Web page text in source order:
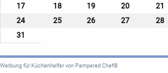
17
18 19 20 21
24
25 26 27 28
31
Werbung für Küchenhelfer von Pampered Chef®